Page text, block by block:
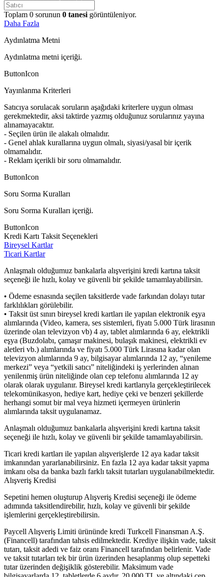
Toplam 0 sorunun 0 tanesi görüntüleniyor.
Daha Fazla
Aydınlatma Metni
Aydınlatma metni içeriği.
ButtonIcon
Yayınlanma Kriterleri
Satıcıya sorulacak soruların aşağıdaki kriterlere uygun olması
gerekmektedir, aksi taktirde yazmış olduğunuz sorularınız yayına
alınamayacaktır.
- Seçilen ürün ile alakalı olmalıdır.
- Genel ahlak kurallarına uygun olmalı, siyasi/yasal bir içerik
olmamalıdır.
- Reklam içerikli bir soru olmamalıdır.
ButtonIcon
Soru Sorma Kuralları
Soru Sorma Kuralları içeriği.
ButtonIcon
Kredi Kartı Taksit Seçenekleri
Bireysel Kartlar
Ticari Kartlar
Anlaşmalı olduğumuz bankalarla alışverişini kredi kartına taksit
seçeneği ile hızlı, kolay ve güvenli bir şekilde tamamlayabilirsin.
• Ödeme esnasında seçilen taksitlerde vade farkından dolayı tutar
farklılıkları görülebilir.
• Taksit üst sınırı bireysel kredi kartları ile yapılan elektronik eşya
alımlarında (Video, kamera, ses sistemleri, fiyatı 5.000 Türk lirasının
üzerinde olan televizyon vb) 4 ay, tablet alımlarında 6 ay, elektrikli
eşya (Buzdolabı, çamaşır makinesi, bulaşık makinesi, elektrikli ev
aletleri vb.) alımlarında ve fiyatı 5.000 Türk Lirasına kadar olan
televizyon alımlarında 9 ay, bilgisayar alımlarında 12 ay, “yenileme
merkezi” veya “yetkili satıcı” niteliğindeki iş yerlerinden alınan
yenilenmiş ürün niteliğinde olan cep telefonu alımlarında 12 ay
olarak olarak uygulanır. Bireysel kredi kartlarıyla gerçekleştirilecek
telekomünikasyon, hediye kart, hediye çeki ve benzeri şekillerde
herhangi somut bir mal veya hizmeti içermeyen ürünlerin
alımlarında taksit uygulanamaz.
Anlaşmalı olduğumuz bankalarla alışverişini kredi kartına taksit
seçeneği ile hızlı, kolay ve güvenli bir şekilde tamamlayabilirsin.
Ticari kredi kartları ile yapılan alışverişlerde 12 aya kadar taksit
imkanından yararlanabilirsiniz. En fazla 12 aya kadar taksit yapma
imkanı olsa da banka bazlı farklı taksit tutarları uygulanabilmektedir.
Alışveriş Kredisi
Sepetini hemen oluşturup Alışveriş Kredisi seçeneği ile ödeme
adımında taksitlendirebilir, hızlı, kolay ve güvenli bir şekilde
işlemlerini gerçekleştirebilirsin.
Paycell Alışveriş Limiti ürününde kredi Turkcell Finansman A.Ş.
(Financell) tarafından tahsis edilmektedir. Krediye ilişkin vade, taksit
tutarı, taksit adedi ve faiz oranı Financell tarafından belirlenir. Vade
ve taksit tutarları tek bir ürün üzerinden hesaplanmış olup sepetteki
tutar üzerinden değişiklik gösterebilir. Maksimum vade